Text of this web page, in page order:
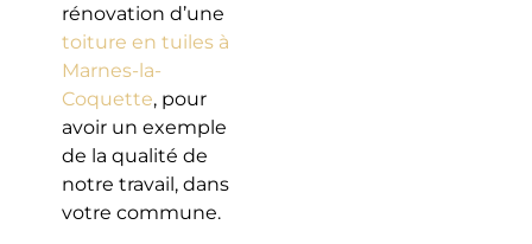
rénovation d’une
toiture en tuiles à
Marnes-la-
Coquette, pour
avoir un exemple
de la qualité de
notre travail, dans
votre commune.